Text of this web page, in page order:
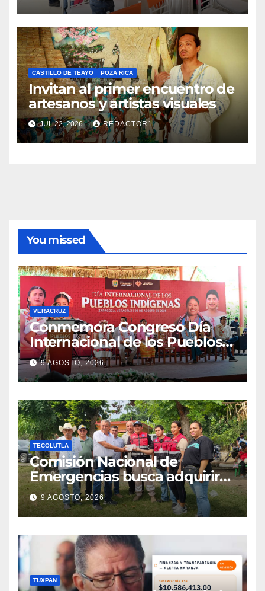
CASTILLO DE TEAYO POZA RICA
Invitan al primer encuentro de
artesanos y artistas visuales
JUL 22, 2026 REDACTOR1
You missed
VERACRUZ
Conmemora Congreso Día
Internacional de los Pueblos
Indígenas
9 AGOSTO, 2026
TECOLUTLA
Comisión Nacional de
Emergencias busca adquirir
ambulancia para la
subdelegación de Hueytepec
9 AGOSTO, 2026
TUXPAN